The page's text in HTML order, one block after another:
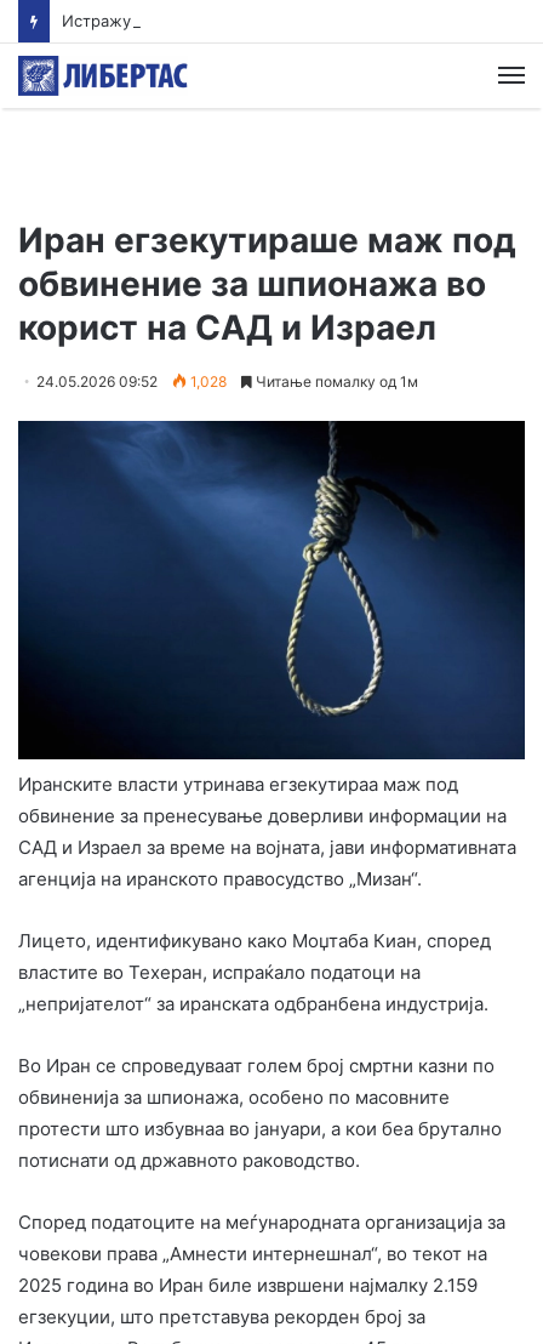
Иран егзекутираше маж под
обвинение за шпионажа во
корист на САД и Израел
24.05.2026 09:52 1,028 Читање помалку од 1м
Иранските власти утринава егзекутираа маж под
обвинение за пренесување доверливи информации на
САД и Израел за време на војната, јави информативната
агенција на иранското правосудство „Мизан“.
Лицето, идентификувано како Моџтаба Киан, според
властите во Техеран, испраќало податоци на
„непријателот“ за иранската одбранбена индустрија.
Во Иран се спроведуваат голем број смртни казни по
обвиненија за шпионажа, особено по масовните
протести што избувнаа во јануари, а кои беа брутално
потиснати од државното раководство.
Според податоците на меѓународната организација за
човекови права „Амнести интернешнал“, во текот на
2025 година во Иран биле извршени најмалку 2.159
егзекуции, што претставува рекорден број за